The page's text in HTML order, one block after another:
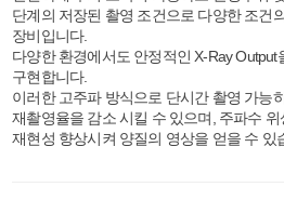
단계의 저장된 촬영 조건으로 다양한 조건
장비입니다.
다양한 환경에서도 안정적인 X-Ray
구현합니다.
이러한 고주파 방식으로 단시간 촬영 가능
재촬영율을 감소 시킬 수 있으며, 주파수
재현성 향상시켜 양질의 영상을 얻을 수 있